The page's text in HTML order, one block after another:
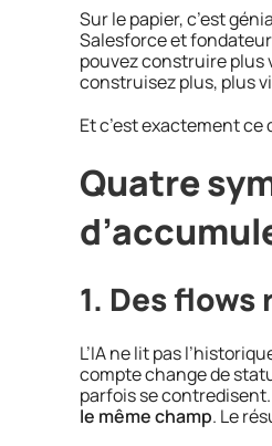
Sur le papier, c’est
Salesforce et
pouvez construire plus
construisez plus, plus
Et c’est exactement ce
Quatre
1. Des
L’IA ne lit pas
compte change de
parfois se
le même champ. Le